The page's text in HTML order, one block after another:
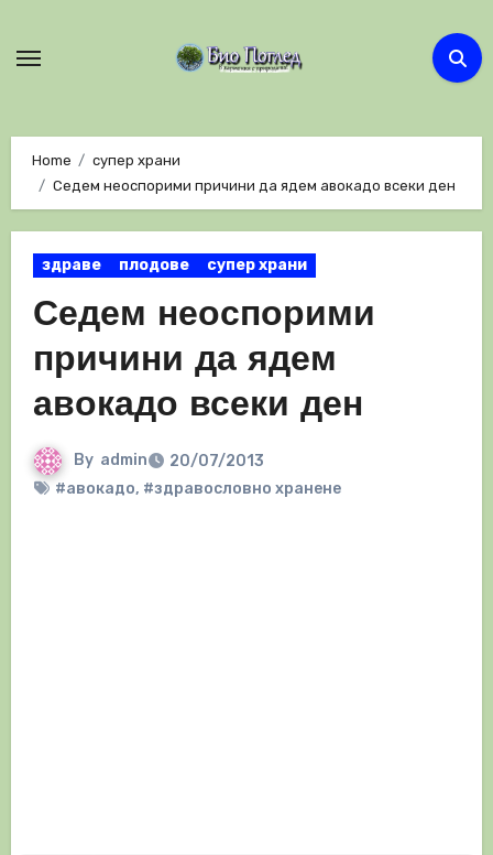
Home
супер храни
Седем неоспорими причини да ядем авокадо всеки ден
здраве плодове супер храни
Седем неоспорими
причини да ядем
авокадо всеки ден
By admin
20/07/2013
#авокадо, #здравословно хранене